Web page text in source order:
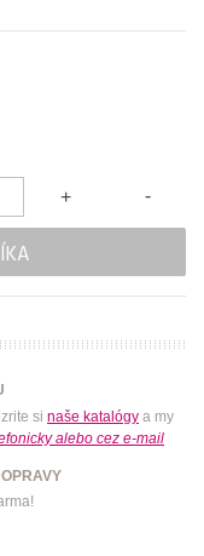
-
+
si naše katalógy a my
alebo cez e-mail